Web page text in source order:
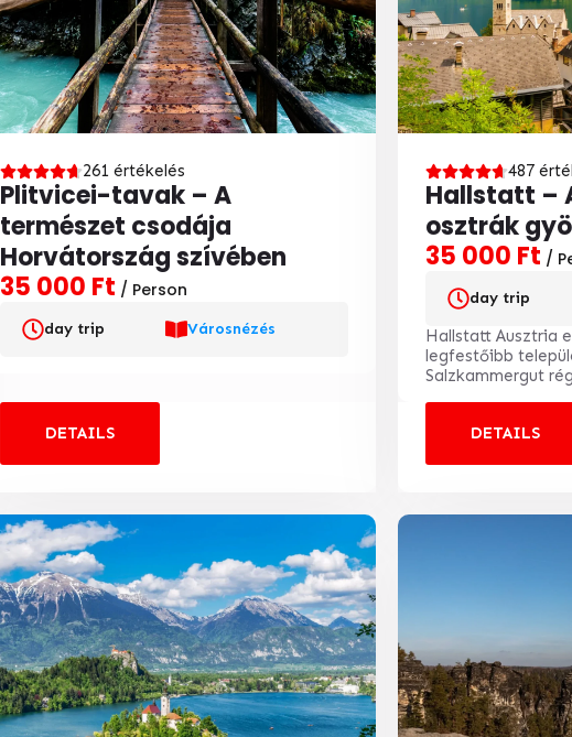
261 értékelés
Plitvicei-tavak – A
természet csodája
Horvátország szívében
35 000 Ft / Person
day trip Városnézés
DETAILS
487
Hallstatt –
osztrák
35 000 Ft /
day trip
Hallstatt Ausztria
legfestőibb
Salzkammergut
DETAILS